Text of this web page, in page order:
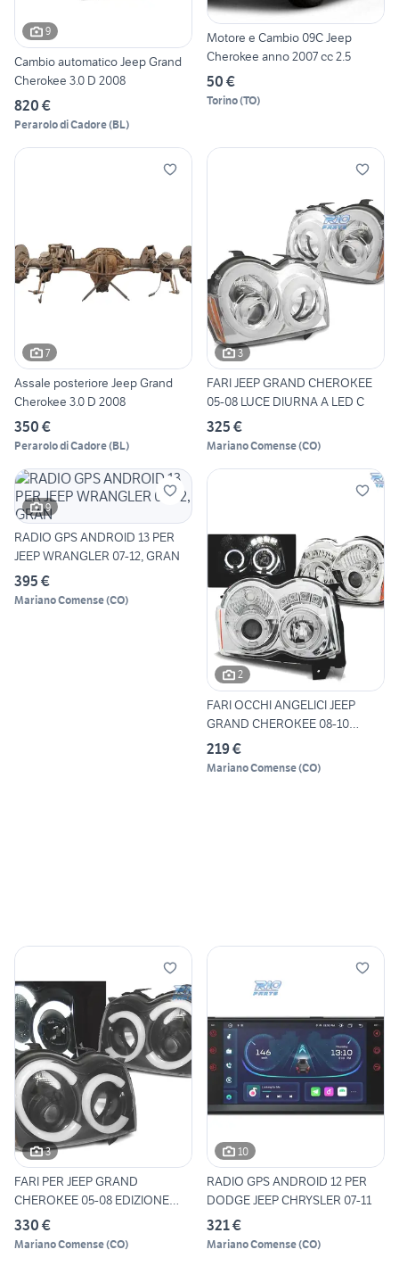
9
Cambio automatico Jeep Grand
Cherokee 3.0 D 2008
820 €
Perarolo di Cadore(BL)
Motore e Cambio 09C Jeep
Cherokee anno 2007 cc 2.5
50 €
Torino(TO)
7
Assale posteriore Jeep Grand
Cherokee 3.0 D 2008
350 €
Perarolo di Cadore(BL)
3
FARI JEEP GRAND CHEROKEE
05-08 LUCE DIURNA A LED C
325 €
Mariano Comense(CO)
9
RADIO GPS ANDROID 13 PER
JEEP WRANGLER 07-12, GRAN
395 €
Mariano Comense(CO)
2
FARI OCCHI ANGELICI JEEP
GRAND CHEROKEE 08-10
CROM
219 €
Mariano Comense(CO)
3
FARI PER JEEP GRAND
CHEROKEE 05-08 EDIZIONE
NERA
330 €
Mariano Comense(CO)
10
RADIO GPS ANDROID 12 PER
DODGE JEEP CHRYSLER 07-11
321 €
Mariano Comense(CO)